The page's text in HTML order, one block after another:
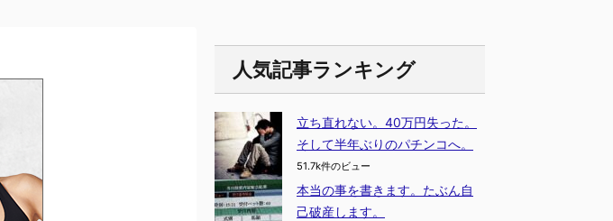
人気記事ランキング
立ち直れない。40万円失った。
そして半年ぶりのパチンコへ。
51.7k件のビュー
本当の事を書きます。たぶん自
己破産します。